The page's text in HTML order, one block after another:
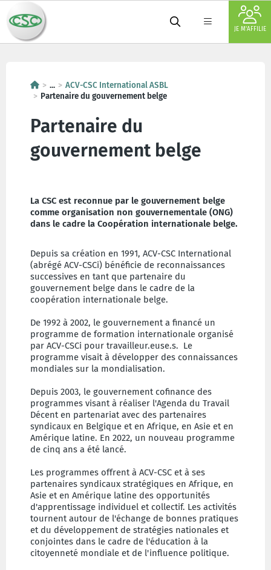
JE M'AFFILIE
...
ACV-CSC International ASBL
Partenaire du gouvernement belge
Partenaire du
gouvernement belge
La CSC est reconnue par le gouvernement belge
comme organisation non gouvernementale (ONG)
dans le cadre la Coopération internationale belge.
Depuis sa création en 1991, ACV-CSC International
(abrégé ACV-CSCi) bénéficie de reconnaissances
successives en tant que partenaire du
gouvernement belge dans le cadre de la
coopération internationale belge.
De 1992 à 2002, le gouvernement a financé un
programme de formation internationale organisé
par ACV-CSCi pour travailleur.euse.s. Le
programme visait à développer des connaissances
mondiales sur la mondialisation.
Depuis 2003, le gouvernement cofinance des
programmes visant à réaliser l'Agenda du Travail
Décent en partenariat avec des partenaires
syndicaux en Belgique et en Afrique, en Asie et en
Amérique latine. En 2022, un nouveau programme
de cinq ans a été lancé.
Les programmes offrent à ACV-CSC et à ses
partenaires syndicaux stratégiques en Afrique, en
Asie et en Amérique latine des opportunités
d'apprentissage individuel et collectif. Les activités
tournent autour de l'échange de bonnes pratiques
et du développement de stratégies nationales et
conjointes dans le cadre de l'éducation à la
citoyenneté mondiale et de l'influence politique.